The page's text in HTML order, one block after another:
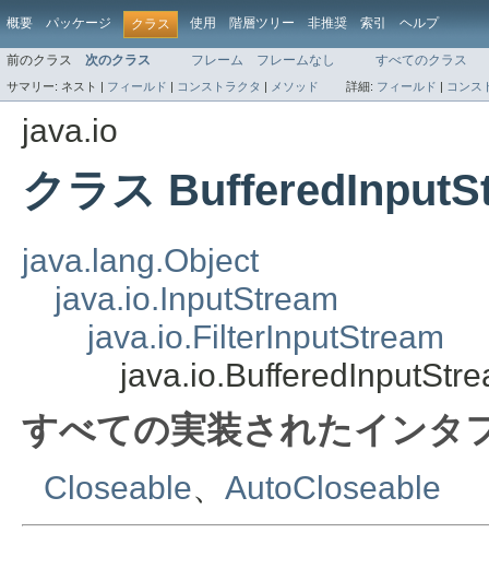
概要 パッケージ クラス 使用 階層ツリー 非推奨 索引 ヘルプ
前のクラス 次のクラス フレーム フレームなし すべてのクラス
サマリー: ネスト | フィールド | コンストラクタ | メソッド 詳細: フィールド | コンス
java.io
クラス
java.lang.Object
java.io.InputStream
java.io.FilterInputStream
すべての実装されたインタ
Closeable、 AutoCloseable